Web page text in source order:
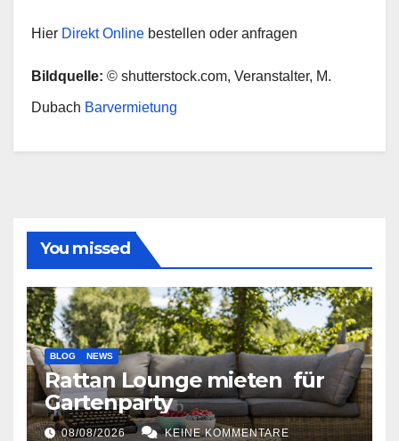
Hier Direkt Online bestellen oder anfragen
Bildquelle: © shutterstock.com, Veranstalter, M.
Dubach Barvermietung
You missed
BLOG NEWS
Rattan Lounge mieten für
Gartenparty
08/08/2026 KEINE KOMMENTARE